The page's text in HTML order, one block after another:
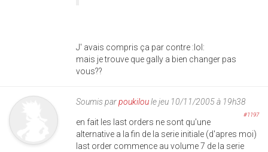
J' avais compris ça par contre :lol:
mais je trouve que gally a bien changer pas
vous??
Soumis parpoukiloule jeu 10/11/2005 à 19h38
#1197
en fait les last orders ne sont qu'une
alternative a la fin de la serie initiale (d'apres moi)
last order commence au volume 7 de la serie